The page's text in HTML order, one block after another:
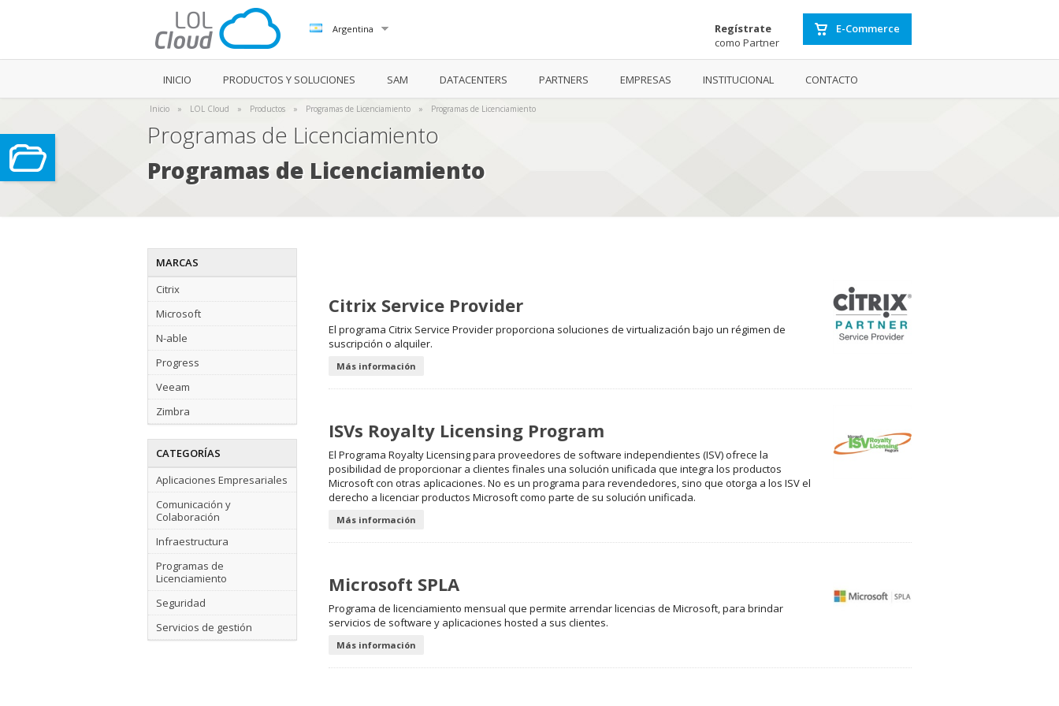
Argentina E-Commerce
Regístrate
como Partner
INICIO PRODUCTOS Y SOLUCIONES SAM DATACENTERS PARTNERS EMPRESAS INSTITUCIONAL CONTACTO
Inicio » LOL Cloud » Productos » Programas de Licenciamiento » Programas de Licenciamiento
Programas de Licenciamiento
Programas de Licenciamiento
MARCAS
Citrix
Microsoft
N-able
Progress
Veeam
Zimbra
CATEGORÍAS
Aplicaciones Empresariales
Comunicación y
Colaboración
Infraestructura
Programas de
Licenciamiento
Seguridad
Servicios de gestión
Citrix Service Provider
El programa Citrix Service Provider proporciona soluciones de virtualización bajo un régimen de
suscripción o alquiler.
Más información
ISVs Royalty Licensing Program
El Programa Royalty Licensing para proveedores de software independientes (ISV) ofrece la
posibilidad de proporcionar a clientes finales una solución unificada que integra los productos
Microsoft con otras aplicaciones. No es un programa para revendedores, sino que otorga a los ISV el
derecho a licenciar productos Microsoft como parte de su solución unificada.
Más información
Microsoft SPLA
Programa de licenciamiento mensual que permite arrendar licencias de Microsoft, para brindar
servicios de software y aplicaciones hosted a sus clientes.
Más información